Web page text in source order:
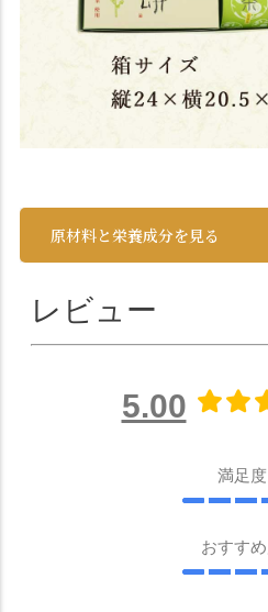
原材料と栄養成分を見る
レビュー
5.00
満足度
おすす